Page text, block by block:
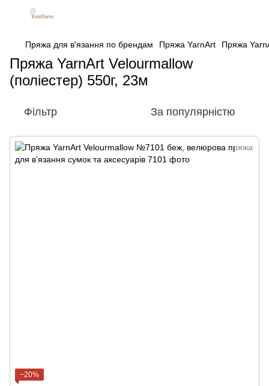
Пряжа для в'язання по брендам Пряжа YarnArt Пряжа
Пряжа YarnArt Velourmallow
(поліестер) 550г, 23м
Фільтр За популярністю
−20%